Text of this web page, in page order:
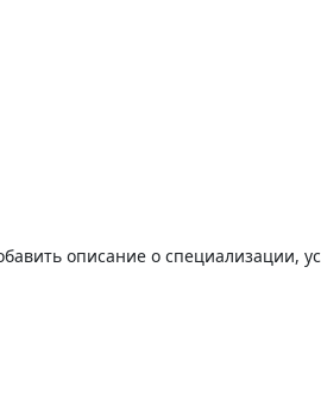
описание о специализации,